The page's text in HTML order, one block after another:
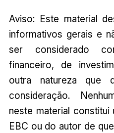
Aviso: Este material
informativos gerais e
ser considerado
financeiro, de
outra natureza que
consideração.
neste material
EBC ou do autor de